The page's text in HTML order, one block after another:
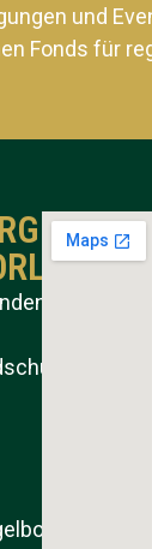
und
Fonds für
Sie zu